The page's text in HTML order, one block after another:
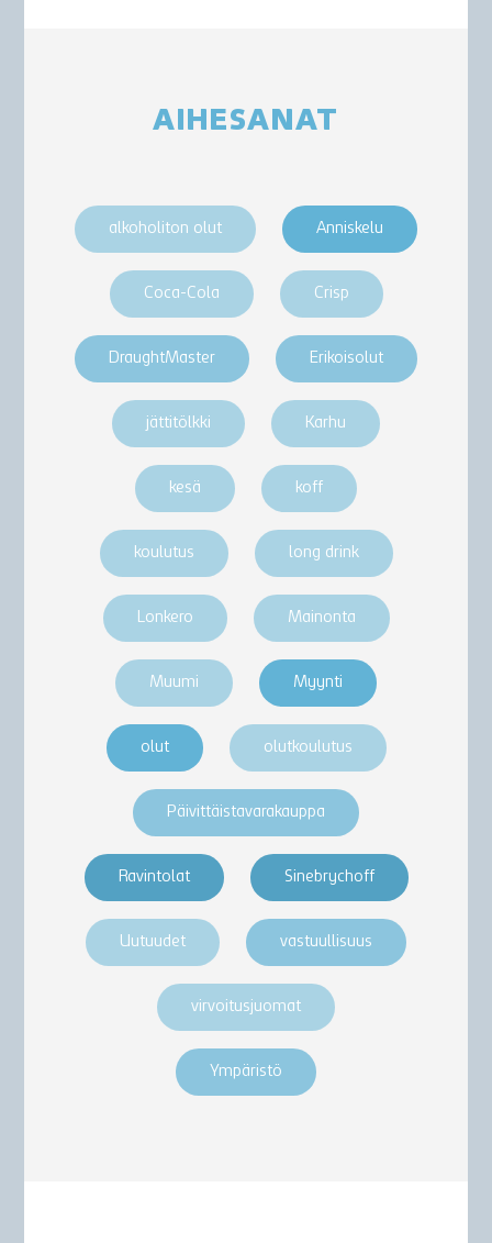
AIHESANAT
alkoholiton olut Anniskelu
Coca-Cola Crisp
DraughtMaster Erikoisolut
jättitölkki Karhu
kesä koff
koulutus long drink
Lonkero Mainonta
Muumi Myynti
olut olutkoulutus
Päivittäistavarakauppa
Ravintolat Sinebrychoff
Uutuudet vastuullisuus
virvoitusjuomat
Ympäristö